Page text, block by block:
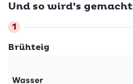
Und so wird’s gemacht
Brühteig
Wasser